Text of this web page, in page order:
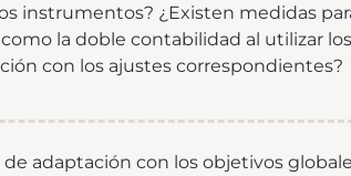
instrumentos? ¿Existen medidas
la doble contabilidad al utilizar los
con los ajustes correspondientes?
adaptación con los objetivos